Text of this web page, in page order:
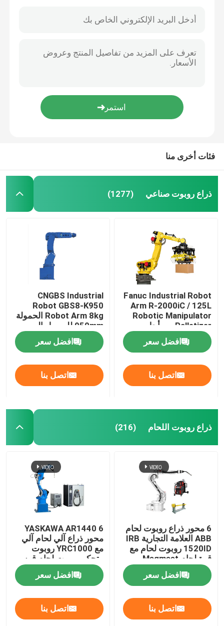
فئات أخرى منا
ذراع روبوت صناعي (1277)
Fanuc Industrial Robot
Arm R-2000iC / 125L
Robotic Manipulator
Palletizer من أجل
منصات نقالة
افضل سعر
اتصل بنا
CNGBS Industrial
Robot GBS8-K950
Robot Arm 8kg الحمولة
950mm للوصول إلى
معالجة طلاء التجميع
افضل سعر
اتصل بنا
ذراع روبوت اللحام (216)
6 محور ذراع روبوت لحام
ABB العلامة التجارية IRB
1520ID روبوت لحام مع
قوة لحام Megmeet
ومحدد
افضل سعر
اتصل بنا
YASKAWA AR1440 6
محور ذراع آلي لحام آلي
مع YRC1000 روبوت
متحكم روبوت لحام قوس
افضل سعر
اتصل بنا